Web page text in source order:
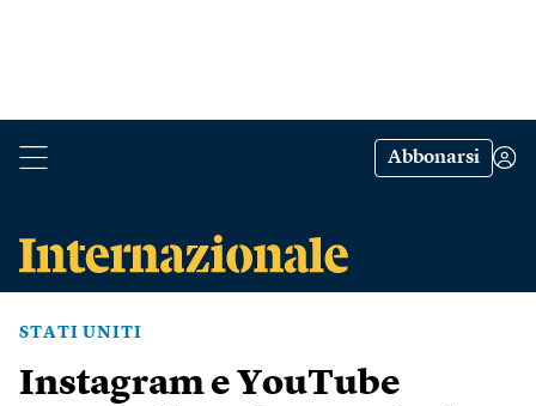
Abbonarsi
STATI UNITI
Instagram e YouTube